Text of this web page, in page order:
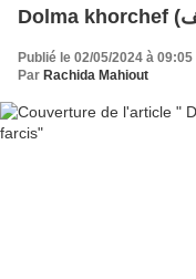
Publié le 02/05/2024 à 09:05
Par Rachida Mahiout